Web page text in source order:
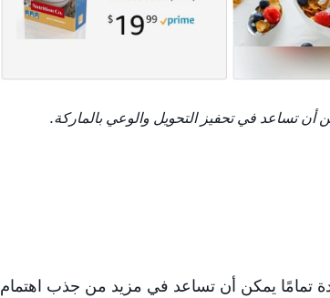
أن تساعد في تحفيز التحويل والوعي بالماركة.
تمامًا يمكن أن تساعد في مزيد من جذب اهتمام